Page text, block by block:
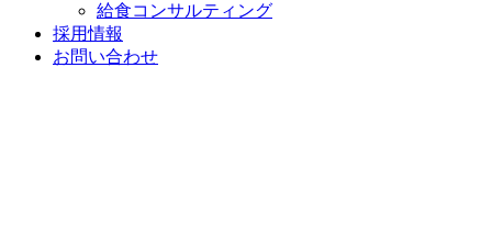
給食コンサルティング
採用情報
お問い合わせ